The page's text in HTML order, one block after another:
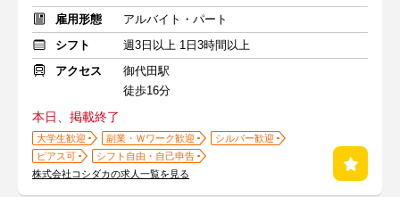
雇用形態
アルバイト・パート
シフト
週3日以上 1日3時間以上
アクセス
御代田駅
徒歩16分
本日、掲載終了
大学生歓迎 副業・Ｗワーク歓迎
シルバー歓迎
ピアス可
シフト自由・自己申告
株式会社コシダカの求人一覧を見る